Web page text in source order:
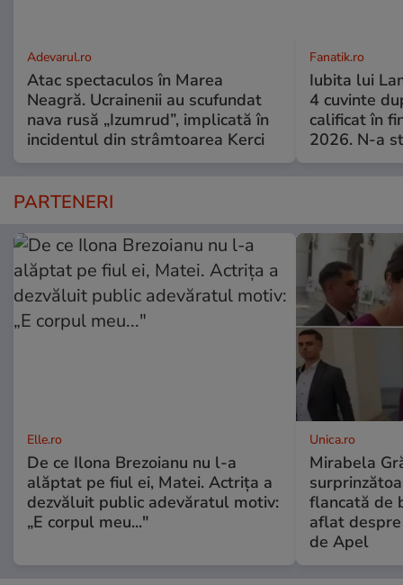
Adevarul.ro
Atac spectaculos în Marea
Neagră. Ucrainenii au scufundat
nava rusă „Izumrud”, implicată în
incidentul din strâmtoarea Kerci
Fanatik.ro
Iubita lui
4 cuvinte
calificat în
2026. N-a
PARTENERI
Elle.ro
De ce Ilona Brezoianu nu l-a
alăptat pe fiul ei, Matei. Actrița a
dezvăluit public adevăratul motiv:
„E corpul meu..."
Unica.ro
Mirabela
flancată de
aflat
de Apel